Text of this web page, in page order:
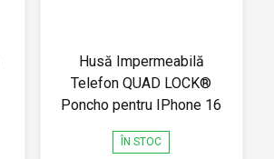
Husă Impermeabilă
Telefon QUAD LOCK®
Poncho pentru IPhone 16
ÎN STOC